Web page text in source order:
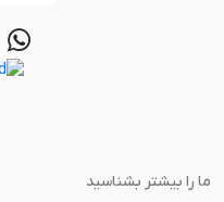
ما را بیشتر بشناسید